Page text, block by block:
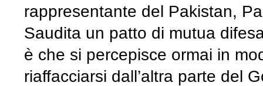
rappresentante del Pakistan,
Saudita un patto di mutua
è che si percepisce ormai in
riaffacciarsi dall’altra parte del